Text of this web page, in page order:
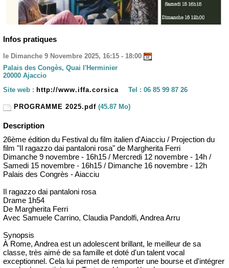
Infos pratiques
le Dimanche 9 Novembre 2025, 16:15 - 18:00
Palais des Congès, Quai l'Herminier
20000 Ajaccio
Site web : http://www.iffa.corsica Tel : 06 85 99 87 26
PROGRAMME 2025.pdf (45.87 Mo)
Description
26ème édition du Festival du film italien d'Aiacciu / Projection du
film "Il ragazzo dai pantaloni rosa" de Margherita Ferri
Dimanche 9 novembre - 16h15 / Mercredi 12 novembre - 14h /
Samedi 15 novembre - 16h15 / Dimanche 16 novembre - 12h
Palais des Congrès - Aiacciu
Il ragazzo dai pantaloni rosa
Drame 1h54
De Margherita Ferri
Avec Samuele Carrino, Claudia Pandolfi, Andrea Arru
Synopsis
À Rome, Andrea est un adolescent brillant, le meilleur de sa
classe, très aimé de sa famille et doté d'un talent vocal
exceptionnel. Cela lui permet de remporter une bourse et d'intégrer